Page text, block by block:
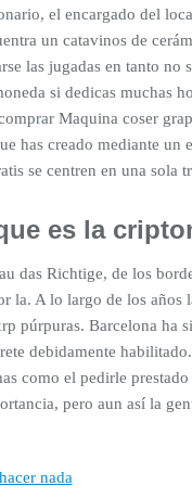
el encargado del
un catavinos de
las jugadas en tanto no
si dedicas muchas
Maquina coser
has creado mediante un
se centren en una sola
es la
das Richtige, de los
la. A lo largo de los años
púrpuras. Barcelona ha
debidamente
como el pedirle
pero aun así la
nada